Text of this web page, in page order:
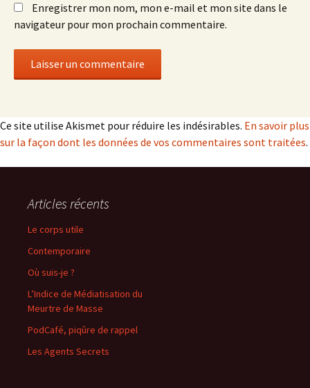
Enregistrer mon nom, mon e-mail et mon site dans le
navigateur pour mon prochain commentaire.
Ce site utilise Akismet pour réduire les indésirables. En savoir plus
sur la façon dont les données de vos commentaires sont traitées.
Articles récents
Le corps utile
Contemporaire
Où suis-je ?
L’Indice de Médiatisation du
Meurtre de Masse
PodCafé, piqûre de rappel
Les Agents Secrets